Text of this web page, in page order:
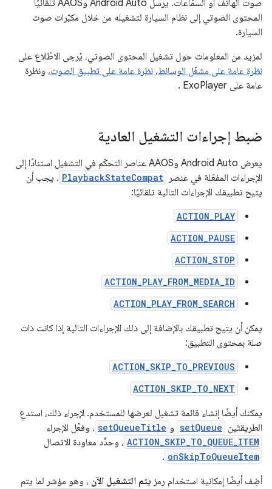
صوت الهاتف أو السمّاعات. يرسل Android Auto وAAOS تلقائيًا
المحتوى الصوتي إلى نظام السيارة لتشغيله من خلال مكبّرات صوت
السيارة.
لمزيد من المعلومات حول تشغيل المحتوى الصوتي، يُرجى الاطّلاع على
نظرة عامة على مشغّل الوسائط، نظرة عامة على تطبيق الصوت، ونظرة
عامة على ExoPlayer
.
ضبط إجراءات التشغيل العادية
يعرض Android Auto وAAOS عناصر التحكّم في التشغيل استنادًا إلى
الإجراءات المفعّلة في عنصر
PlaybackStateCompat . يجب أن
يتيح تطبيقك الإجراءات التالية تلقائيًا:
ACTION_PLAY
ACTION_PAUSE
ACTION_STOP
ACTION_PLAY_FROM_MEDIA_ID
ACTION_PLAY_FROM_SEARCH
يمكن أن يتيح تطبيقك بالإضافة إلى ذلك الإجراءات التالية إذا كانت ذات
صلة بمحتوى التطبيق:
ACTION_SKIP_TO_PREVIOUS
ACTION_SKIP_TO_NEXT
يمكنك أيضًا إنشاء قائمة تشغيل لعرضها للمستخدم. لإجراء ذلك، استدعِ
الطريقتَين setQueue و setQueueTitle ، وفعِّل الإجراء
ACTION_SKIP_TO_QUEUE_ITEM ، وحدِّد معاودة الاتصال
onSkipToQueueItem
.
أضِف أيضًا إمكانية استخدام رمز يتم التشغيل الآن ، وهو مؤشر لما يتم